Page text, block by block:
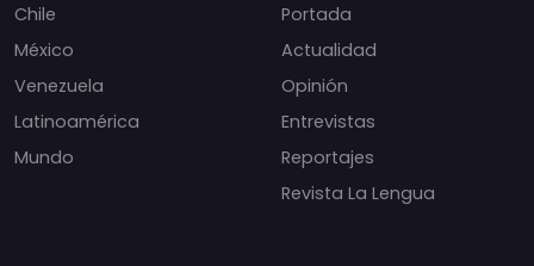
Chile
México
Venezuela
Latinoamérica
Mundo
Portada
Actualidad
Opinión
Entrevistas
Reportajes
Revista La Lengua